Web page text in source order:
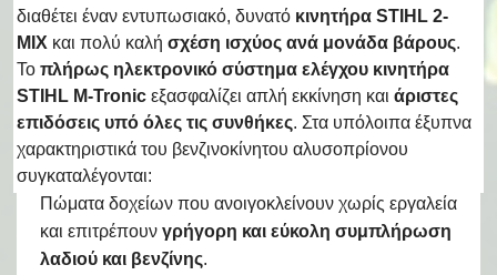
διαθέτει έναν εντυπωσιακό, δυνατό κινητήρα STIHL 2-
MIX και πολύ καλή σχέση ισχύος ανά μονάδα βάρους.
Το πλήρως ηλεκτρονικό σύστημα ελέγχου κινητήρα
STIHL M-Tronic εξασφαλίζει απλή εκκίνηση και άριστες
επιδόσεις υπό όλες τις συνθήκες. Στα υπόλοιπα έξυπνα
χαρακτηριστικά του βενζινοκίνητου αλυσοπρίονου
συγκαταλέγονται:
Πώματα δοχείων που ανοιγοκλείνουν χωρίς εργαλεία
και επιτρέπουν γρήγορη και εύκολη συμπλήρωση
λαδιού και βενζίνης.